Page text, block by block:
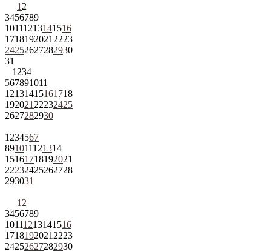
1 2
3456789
10111213141516
1718192021 2223
24252627282930
31
1 234
567891011
12131415161718
192021 22232425
2627282930
1 234567
891011121314
15161718192021
22232425262728
293031
1 2
3456789
10111213141516
1718192021 2223
24252627282930